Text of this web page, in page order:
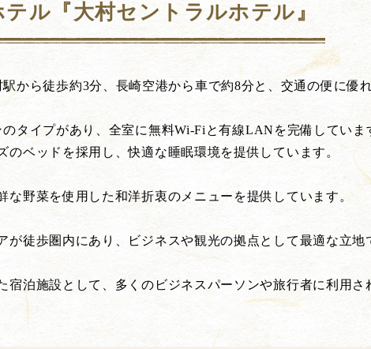
ル『大村セントラルホテル』
から徒歩約3分、長崎空港から車で約8分と、交通の便に優
タイプがあり、全室に無料Wi-Fiと有線LANを完備していま
ベッドを採用し、快適な睡眠環境を提供しています。
野菜を使用した和洋折衷のメニューを提供しています。
徒歩圏内にあり、ビジネスや観光の拠点として最適な立地
泊施設として、多くのビジネスパーソンや旅行者に利用さ